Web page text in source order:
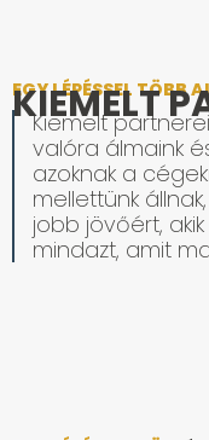
EGY LÉPÉSSEL TÖBB
KIEMELT
Kiemelt
valóra álmaink
azoknak a
mellettünk
jobb jövőért,
mindazt, amit